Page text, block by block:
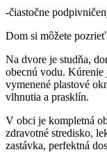
-čiastočne
Dom si môžete
Na dvore je studňa,
obecnú vodu.
vymenené plastové
vlhnutia a prasklín.
V obci je kompletná
zdravotné stredisko,
zastávka, perfektná